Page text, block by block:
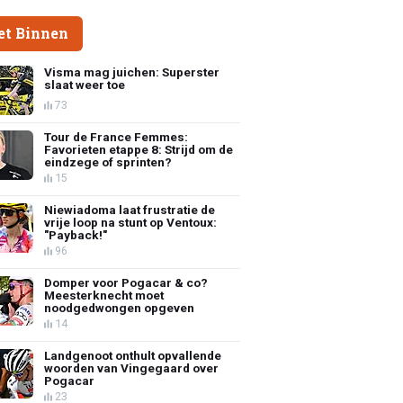
Binnen
Visma mag juichen: Superster
slaat weer toe
73
Tour de France Femmes:
Favorieten etappe 8: Strijd om de
eindzege of sprinten?
15
Niewiadoma laat frustratie de
vrije loop na stunt op Ventoux:
"Payback!"
96
Domper voor Pogacar & co?
Meesterknecht moet
noodgedwongen opgeven
14
Landgenoot onthult opvallende
woorden van Vingegaard over
Pogacar
23